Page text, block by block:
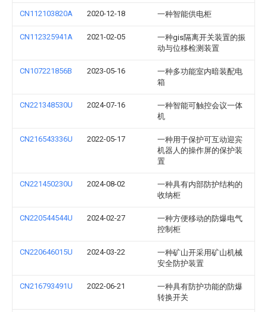
CN112103820A 2020-12-18 一种智能供电柜
CN112325941A 2021-02-05
一种gis隔离开关装置的振
动与位移检测装置
CN107221856B 2023-05-16
一种多功能室内暗装配电
箱
CN221348530U 2024-07-16
一种智能可触控会议一体
机
CN216543336U 2022-05-17
一种用于保护可互动迎宾
机器人的操作屏的保护装
置
CN221450230U 2024-08-02
一种具有内部防护结构的
收纳柜
CN220544544U 2024-02-27
一种方便移动的防爆电气
控制柜
CN220646015U 2024-03-22
一种矿山开采用矿山机械
安全防护装置
CN216793491U 2022-06-21
一种具有防护功能的防爆
转换开关